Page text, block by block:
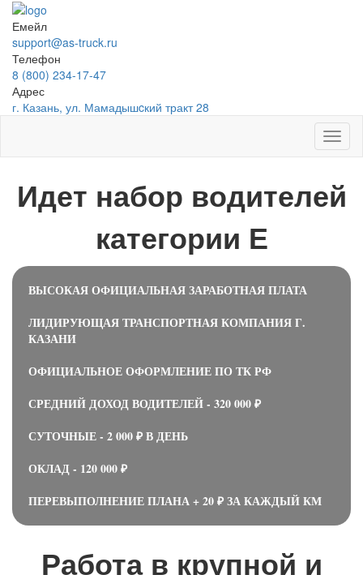
Емейл
support@as-truck.ru
Телефон
8 (800) 234-17-47
Адрес
г. Казань, ул. Мамадышcкий тракт 28
Идет набор водителей
категории Е
ВЫСОКАЯ ОФИЦИАЛЬНАЯ ЗАРАБОТНАЯ ПЛАТА
ЛИДИРУЮЩАЯ ТРАНСПОРТНАЯ КОМПАНИЯ Г.
КАЗАНИ
ОФИЦИАЛЬНОЕ ОФОРМЛЕНИЕ ПО ТК РФ
СРЕДНИЙ ДОХОД ВОДИТЕЛЕЙ - 320 000 ₽
СУТОЧНЫЕ - 2 000 ₽ В ДЕНЬ
ОКЛАД - 120 000 ₽
ПЕРЕВЫПОЛНЕНИЕ ПЛАНА + 20 ₽ ЗА КАЖДЫЙ КМ
Работа в крупной и